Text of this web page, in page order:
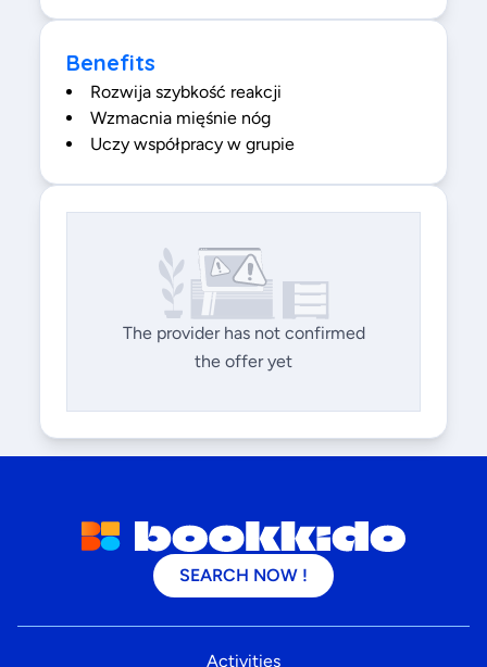
Benefits
Rozwija szybkość reakcji
Wzmacnia mięśnie nóg
Uczy współpracy w grupie
The provider has not confirmed
the offer yet
SEARCH NOW !
Activities